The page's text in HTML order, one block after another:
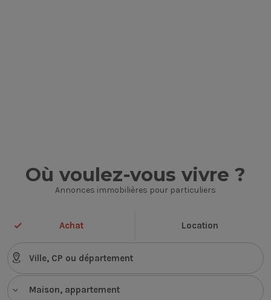
Où voulez-vous vivre ?
Annonces immobilières pour particuliers
Maison, appartement
Achat Location